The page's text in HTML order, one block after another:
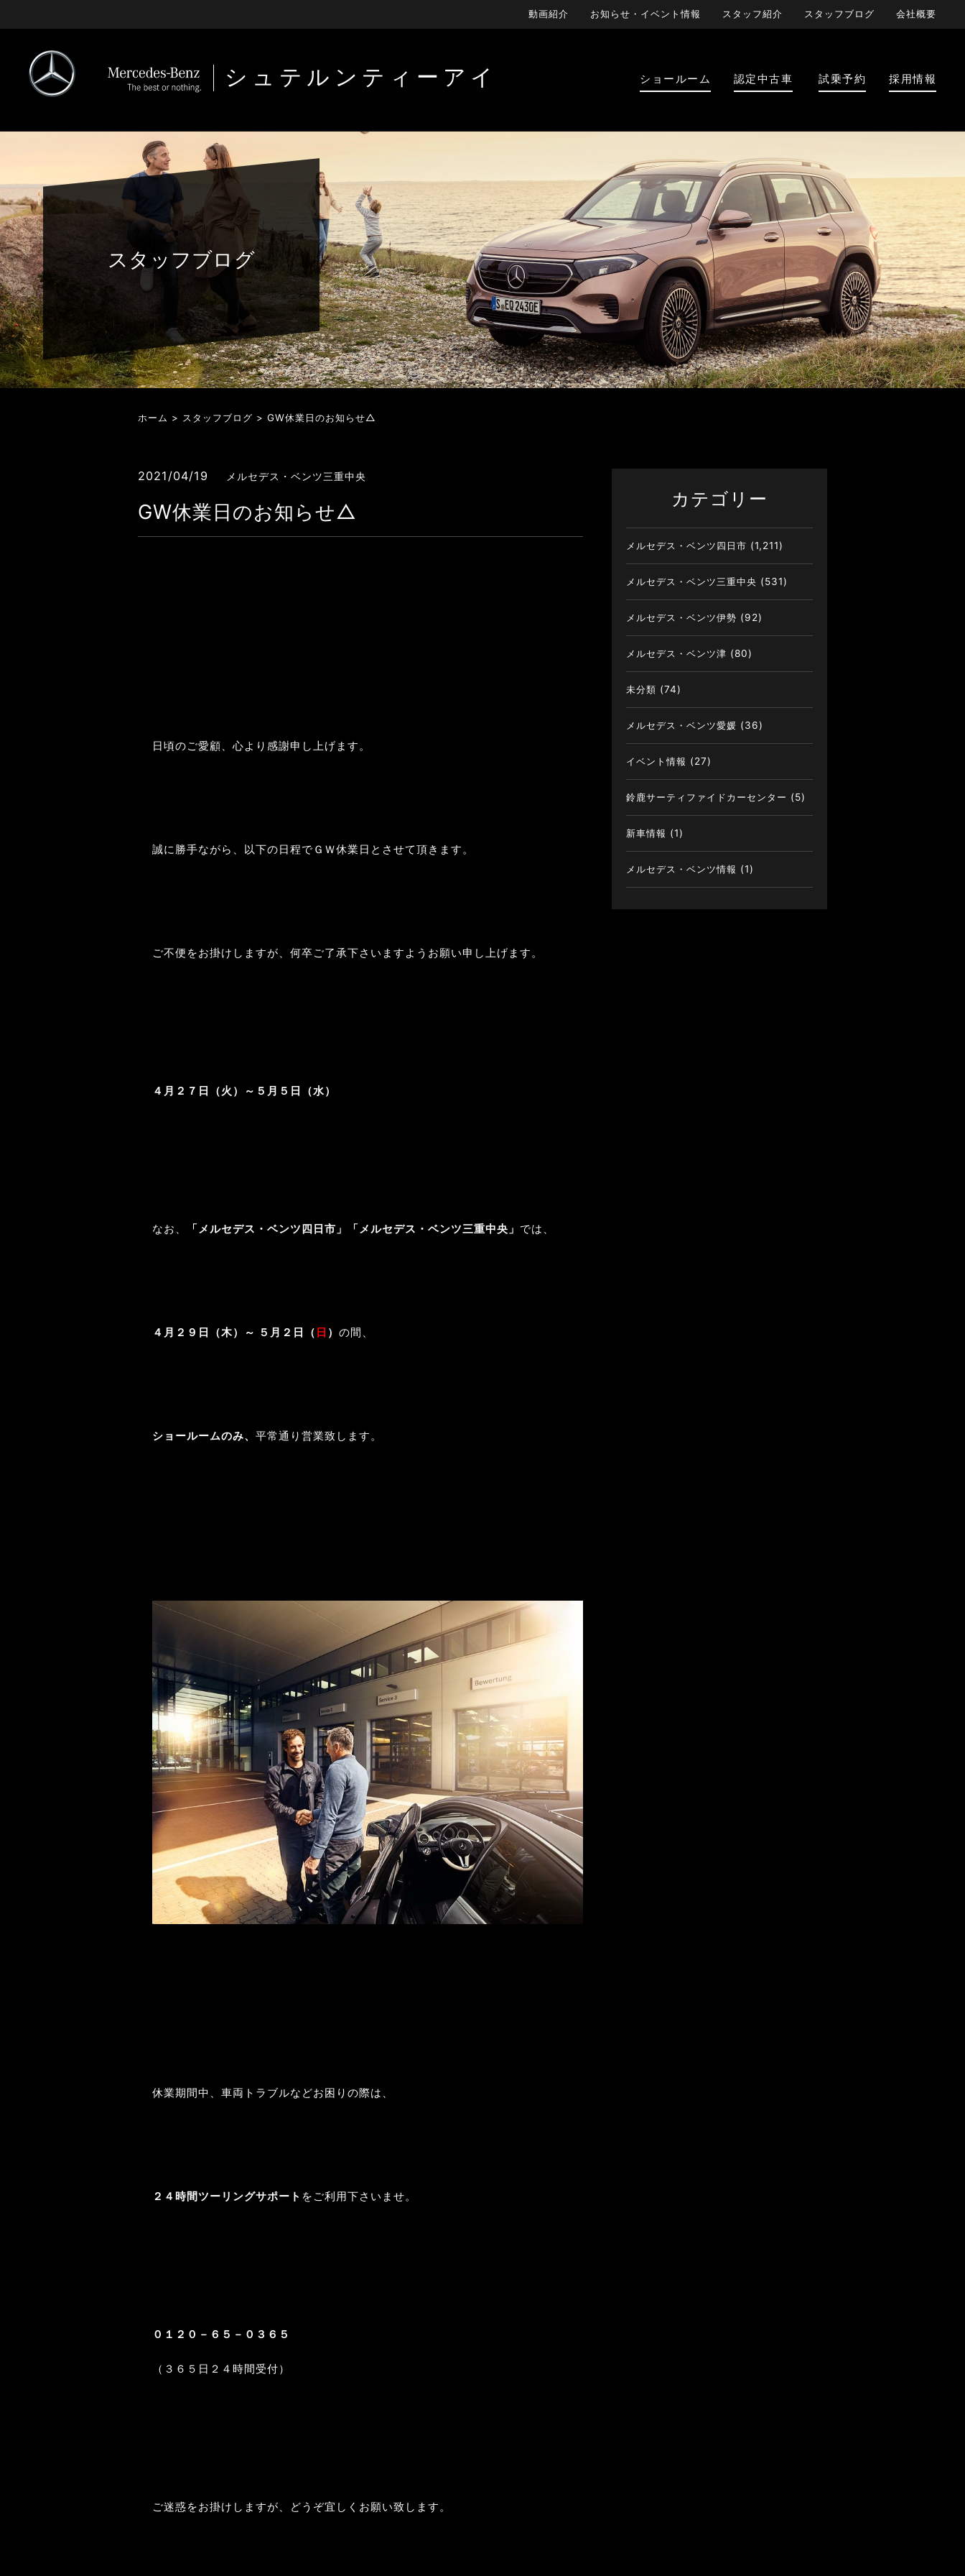
動画紹介 お知らせ・イベント情報 スタッフ紹介 スタッフブログ 会社概要
シュテルンティーアイ ショールーム 認定中古車 試乗予約 採用情報
スタッフブログ
ホーム > スタッフブログ > GW休業日のお知らせ△
2021/04/19 メルセデス・ベンツ三重中央
GW休業日のお知らせ△
日頃のご愛顧、心より感謝申し上げます。
誠に勝手ながら、以下の日程でＧＷ休業日とさせて頂きます。
ご不便をお掛けしますが、何卒ご了承下さいますようお願い申し上げます。
４月２７日（火）～５月５日（水）
なお、 「メルセデス・ベンツ四日市」「メルセデス・ベンツ三重中央」 では、
４月２９日（木）～ ５月２ 日（ 日 ） の間、
ショールームのみ、 平常通り営業致します。
休業期間中、車両トラブルなどお困りの際は、
２４時間ツーリングサポート をご利用下さいませ。
０１２０－６５－０３６５
（３６５日２４時間受付）
ご迷惑をお掛けしますが、どうぞ宜しくお願い致します。
カテゴリー
メルセデス・ベンツ四日市 (1,211)
メルセデス・ベンツ三重中央 (531)
メルセデス・ベンツ伊勢 (92)
メルセデス・ベンツ津 (80)
未分類 (74)
メルセデス・ベンツ愛媛 (36)
イベント情報 (27)
鈴鹿サーティファイドカーセンター (5)
新車情報 (1)
メルセデス・ベンツ情報 (1)